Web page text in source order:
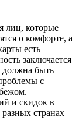
лиц, которые
о комфорте, а
есть
заключается
должна быть
с
и скидок в
странах